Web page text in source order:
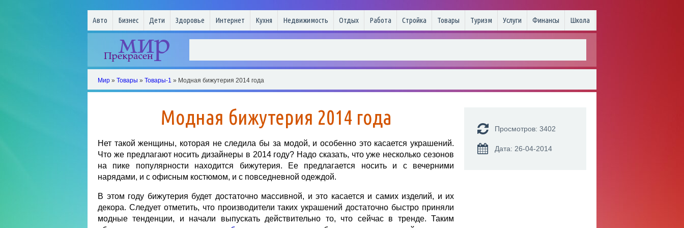
Авто Бизнес Дети Здоровье Интернет Кухня Недвижимость Отдых Работа Стройка Товары Туризм Услуги Финансы Школа
Мир » Товары » Товары-1 » Модная бижутерия 2014 года
Модная бижутерия 2014 года
Нет такой женщины, которая не следила бы за модой, и особенно это касается украшений.
Что же предлагают носить дизайнеры в 2014 году? Надо сказать, что уже несколько сезонов
на пике популярности находится бижутерия. Ее предлагается носить и с вечерними
нарядами, и с офисным костюмом, и с повседневной одеждой.
В этом году бижутерия будет достаточно массивной, и это касается и самих изделий, и их
декора. Следует отметить, что производители таких украшений достаточно быстро приняли
модные тенденции, и начали выпускать действительно то, что сейчас в тренде. Таким
Просмотров: 3402
Дата: 26-04-2014